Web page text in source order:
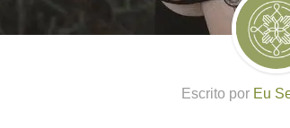
Escrito por Eu